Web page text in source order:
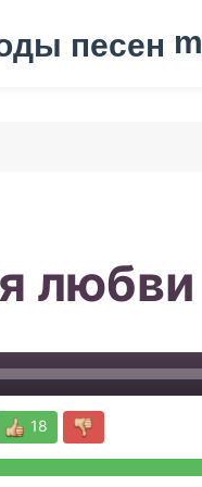
m
любви
18